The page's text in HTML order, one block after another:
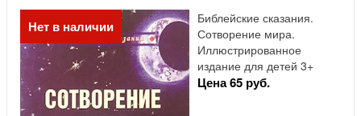
Нет в наличии
Библейские сказания.
Сотворение мира.
Иллюстрированное
издание для детей 3+
Цена 65 руб.